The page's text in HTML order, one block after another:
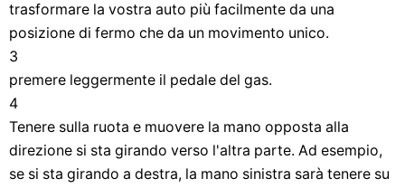
trasformare la vostra auto più facilmente da una
posizione di fermo che da un movimento unico.
3
premere leggermente il pedale del gas.
4
Tenere sulla ruota e muovere la mano opposta alla
direzione si sta girando verso l'altra parte. Ad esempio,
se si sta girando a destra, la mano sinistra sarà tenere su